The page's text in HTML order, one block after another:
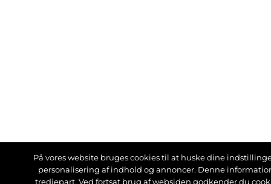
På vores website bruges cookies til at huske dine
personalisering af indhold og annoncer. Denne
tredjepart. Ved fortsat brug af websiden godkender du